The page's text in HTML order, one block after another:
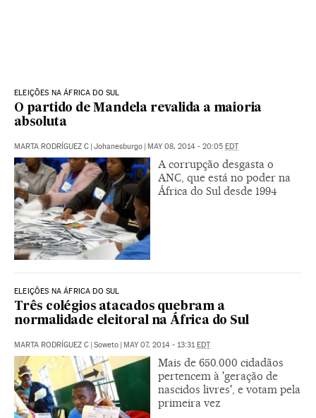
ELEIÇÕES NA ÁFRICA DO SUL
O partido de Mandela revalida a maioria
absoluta
MARTA RODRÍGUEZ C | Johanesburgo | MAY 08, 2014 - 20:05 EDT
A corrupção desgasta o
ANC, que está no poder na
África do Sul desde 1994
ELEIÇÕES NA ÁFRICA DO SUL
Três colégios atacados quebram a
normalidade eleitoral na África do Sul
MARTA RODRÍGUEZ C | Soweto | MAY 07, 2014 - 13:31EDT
Mais de 650.000 cidadãos
pertencem à 'geração de
nascidos livres', e votam pela
primeira vez